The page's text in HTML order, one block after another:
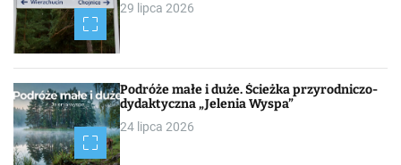
29 lipca 2026
Podróże małe i duże. Ścieżka przyrodniczo-
dydaktyczna „Jelenia Wyspa”
24 lipca 2026